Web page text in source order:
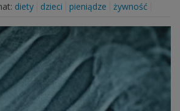
diety dzieci pieniądze żywność